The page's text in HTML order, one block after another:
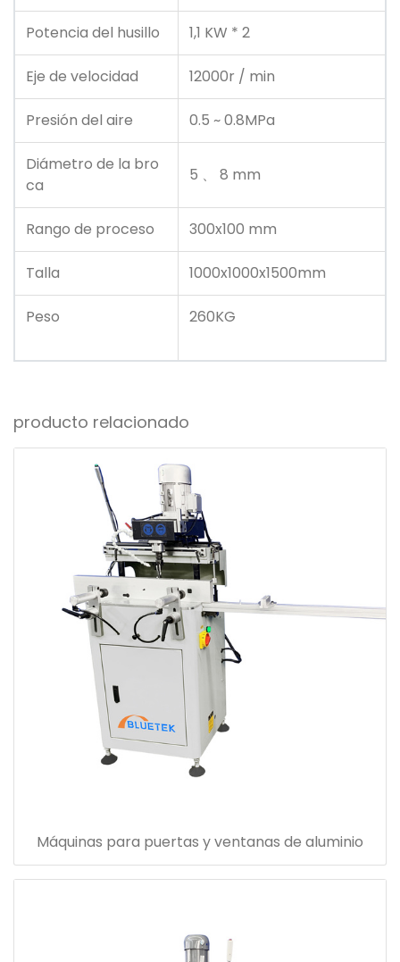
Potencia del husillo 1,1 KW * 2
Eje de velocidad 12000r / min
Presión del aire 0.5 ~ 0.8MPa
Diámetro de la bro
ca
5 、 8 mm
Rango de proceso 300x100 mm
Talla 1000x1000x1500mm
Peso 260KG
producto relacionado
Máquinas para puertas y ventanas de aluminio